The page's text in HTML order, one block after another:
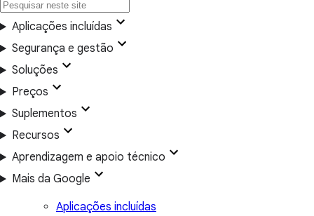
Aplicações incluídas
Segurança e gestão
Soluções
Preços
Suplementos
Recursos
Aprendizagem e apoio técnico
Mais da Google
Aplicações incluídas